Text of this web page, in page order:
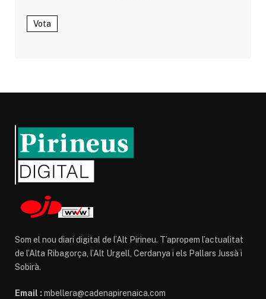
Vota
Som el nou diari digital de l’Alt Pirineu. T’apropem l’actualitat
de l’Alta Ribagorça, l’Alt Urgell, Cerdanya i els Pallars Jussà i
Sobirà.
Email : mbellera@cadenapirenaica.com